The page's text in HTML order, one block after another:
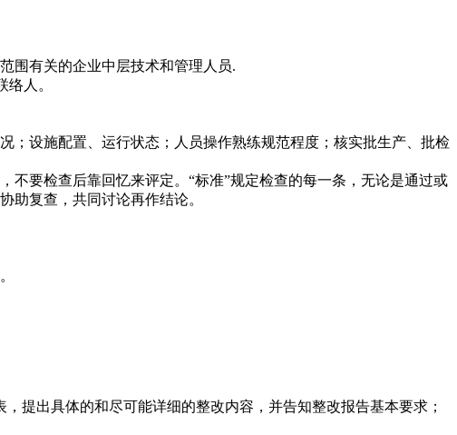
围有关的企业中层技术和管理人员.
络人。
；设施配置、运行状态；人员操作熟练规范程度；核实批生产、批检
要检查后靠回忆来评定。“标准”规定检查的每一条，无论是通过或
助复查，共同讨论再作结论。
提出具体的和尽可能详细的整改内容，并告知整改报告基本要求；